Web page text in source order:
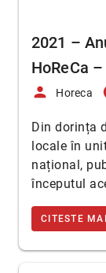
2021 –
HoReCa
person Horeca
Din dorința
locale în
național,
începutul
CITESTE